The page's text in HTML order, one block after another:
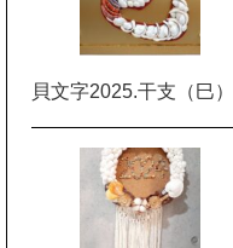
貝文字2025.干支（巳）